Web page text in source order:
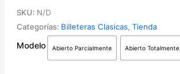
precios:
desde
USD$ 57,02
hasta
USD$ 66,98
SKU: N/D
Categorías: Billeteras Clasicas, Tienda
Modelo Abierto Parcialmente Abierto Totalmente
Billetera